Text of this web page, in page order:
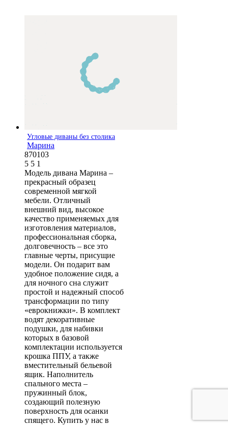
Угловые диваны без столика
Марина
870103
5 5 1
Модель дивана Марина –
прекрасный образец
современной мягкой
мебели. Отличный
внешний вид, высокое
качество применяемых для
изготовления материалов,
профессиональная сборка,
долговечность – все это
главные черты, присущие
модели. Он подарит вам
удобное положение сидя, а
для ночного сна служит
простой и надежный способ
трансформации по типу
«еврокнижки». В комплект
водят декоративные
подушки, для набивки
которых в базовой
комплектации используется
крошка ППУ, а также
вместительный бельевой
ящик. Наполнитель
спального места –
пружинный блок,
создающий полезную
поверхность для осанки
спящего. Купить у нас в